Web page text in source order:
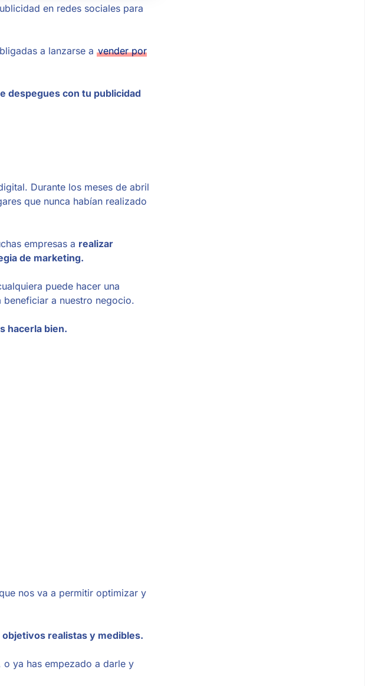
en redes sociales para
a lanzarse a vender por
despegues con tu publicidad
Durante los meses de abril
que nunca habían realizado
empresas a realizar
de marketing.
puede hacer una
a nuestro negocio.
hacerla bien.
nos va a permitir optimizar y
realistas y medibles.
o ya has empezado a darle y